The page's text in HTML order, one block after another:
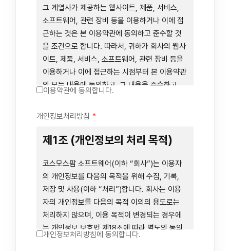
그 계열사가 제공하는 웹사이트, 제품, 서비스,
소프트웨어, 관련 장비 등을 이용하거나 이에 접
근하는 것은 본 이용약관에 동의하고 준수할 것
을 조건으로 합니다. 따라서, 귀하가 회사의 웹사
이트, 제품, 서비스, 소프트웨어, 관련 장비 등을
이용하거나 이에 접근하는 시점부터 본 이용약관
의 모든 내용에 동의하고, 그 내용을 준수하고,
귀하가 본 이용약관에 동의하지 않을 경우에는
련 장비 등을 이용하거나 이에 접근하는 행위를
즉시 중단하여야 합니다. 그러므로, 서비스 사용
전에 본 이용약관의 내용을 주의 깊게 읽으시기
바랍니다.
제1장 총칙
이용약관에 동의합니다.
개인정보처리방침 *
제1조 (개인정보의 처리 목적)
코스모스팜 소프트웨어(이하 “회사”)는 이용자
의 개인정보를 다음의 목적을 위해 수집, 기록,
저장 및 사용(이하 “처리”)합니다. 회사는 이용
자의 개인정보를 다음의 목적 이외의 용도로는
처리하지 않으며, 이용 목적이 변경되는 경우에
는 개인정보 보호법 제18조에 따라 별도의 동의
를 받는 등 법령상 필요한 조치를 이행합니다.
개인정보처리방침에 동의합니다.